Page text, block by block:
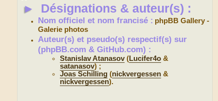
► Désignations & auteur(s) :
Nom officiel et nom francisé : phpBB Gallery -
Galerie photos
Auteur(s) et pseudo(s) respectif(s) sur
(phpBB.com & GitHub.com) :
Stanislav Atanasov(Lucifer4o&
satanasov) ;
Joas Schilling(nickvergessen&
nickvergessen).